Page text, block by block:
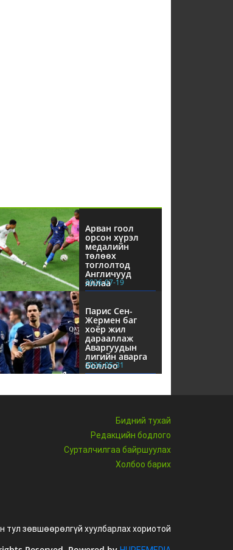
Арван гоол
орсон хүрэл
медалийн
төлөөх
тоглолтод
Англичууд
яллаа
2026-07-19
Парис Сен-
Жермен баг
хоёр жил
дарааллаж
Аваргуудын
лигийн аварга
боллоо
2026-05-31
Бидний тухай
Редакцийн бодлого
Сурталчилгаа байршуулах
Холбоо барих
тул зөвшөөрөлгүй хуулбарлах хориотой